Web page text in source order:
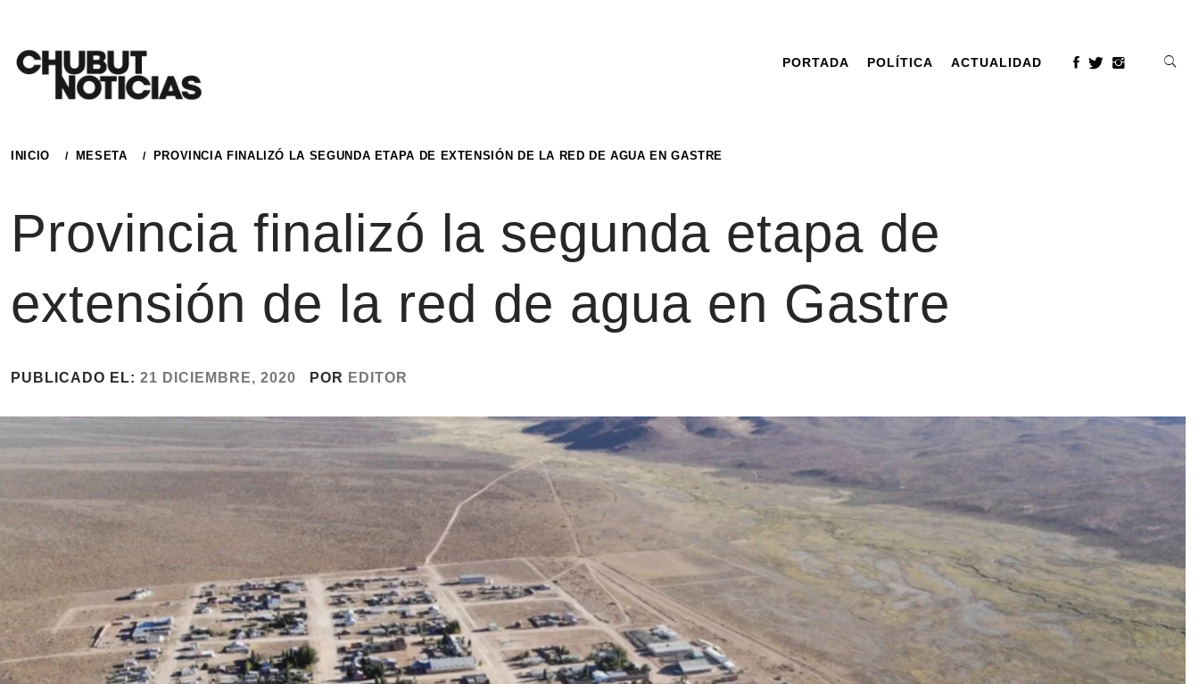
contenido
PORTADA POLÍTICA ACTUALIDAD
INICIO MESETA PROVINCIA FINALIZÓ LA SEGUNDA ETAPA DE EXTENSIÓN DE LA RED DE AGUA EN GASTRE
Provincia finalizó la segunda etapa de
extensión de la red de agua en Gastre
PUBLICADO EL: 21 DICIEMBRE, 2020 POR EDITOR